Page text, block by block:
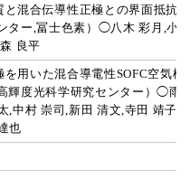
と混合伝導性正極との界面抵抗
ター,冨士色素）◯八木 彩月,小
良平
用いた混合導電性SOFC空気極
輝度光科学研究センター）◯雨
,中村 崇司,新田 清文,寺田 靖子,
也